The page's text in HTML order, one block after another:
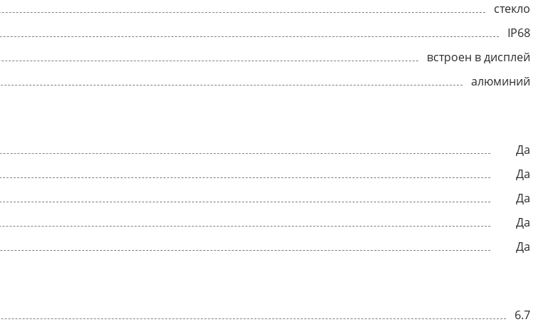
стекло
IP68
встроен в дисплей
алюминий
Да
Да
Да
Да
Да
6.7